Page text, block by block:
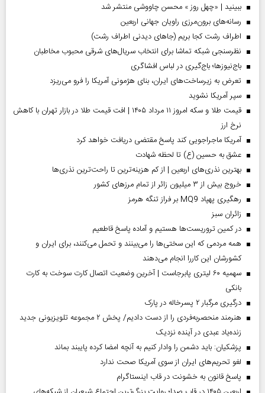
ببینید | «چهل روز » محسن چاووشی منتشر شد
رسانه‌های برون‌مرزی راویان جهانی اربعین
اطراف رشت کجا بریم (جاهای دیدنی اطراف رشت)
نظرسنجی شبکه تماشا برای انتخاب سریال‌های شرقی محبوب مخاطبان
باج‌نیوزها؛ باج‌گیری در لباس افشاگری
تعرض به زیرساخت‌های ایران، بنای هژمونی آمریکا را فرو می‌ریزد
سپر آمریکا نشوید
قیمت طلا و سکه امروز ۱۱ مرداد ۱۴۰۵ | افت قیمت طلا در بازار تهران با کاهش
نرخ ارز
آمریکا ماجراجویی کند پاسخ مقتضی دریافت خواهد کرد
عشق به حسین (ع) تا لحظه شهادت
بهترین نذری‌های اربعین | از کم هزینه‌ترین تا راحت‌ترین نذری‌ها
خروج بیش از ۳ میلیون زائر از تمام مرز‌های کشور
رهگیری پهپاد MQ9 بر فراز تنگه هرمز
‌زائران سبز
در کمین تروریست‌ها هستیم و آماده پاسخ قاطعیم
همه مردمی که این سختی‌ها را می‌بینند و تحمل می‌کنند، برای ایران و
کشورشان این کاررا انجام می‌دهند
سهمیه ۶۰ لیتری پابرجاست | آخرین وضعیت اتصال کارت سوخت به کارت
بانکی
درگیری مرگبار ۲ پسرخاله در پارک
هنرمند منحصر‌به‌فردی را از دست دادیم/ پخش ۲ مجموعه تلویزیونی جدید
زنده‌یاد عبدی در آینده نزدیک
پزشکیان: باید دشمن را وادار کنیم به آنچه امضا کرده پایبند بماند
لغو تحریم‌های ایران از سوی آمریکا صحت ندارد
پاسخ قانون به خشونت در قاب اینستاگرام